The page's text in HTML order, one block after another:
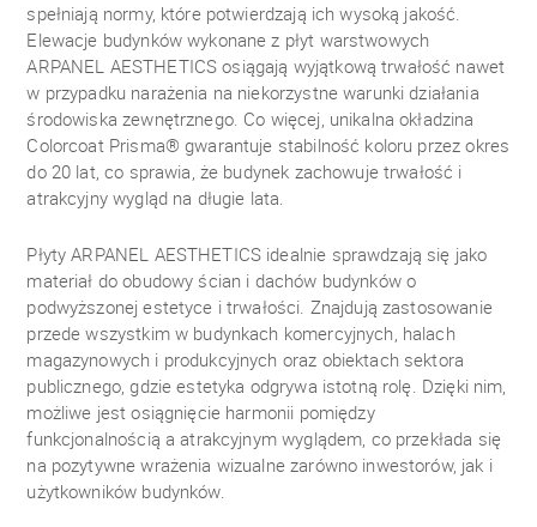
spełniają normy, które potwierdzają ich wysoką jakość.
Elewacje budynków wykonane z płyt warstwowych
ARPANEL AESTHETICS osiągają wyjątkową trwałość nawet
w przypadku narażenia na niekorzystne warunki działania
środowiska zewnętrznego. Co więcej, unikalna okładzina
Colorcoat Prisma® gwarantuje stabilność koloru przez okres
do 20 lat, co sprawia, że budynek zachowuje trwałość i
atrakcyjny wygląd na długie lata.
Płyty ARPANEL AESTHETICS idealnie sprawdzają się jako
materiał do obudowy ścian i dachów budynków o
podwyższonej estetyce i trwałości. Znajdują zastosowanie
przede wszystkim w budynkach komercyjnych, halach
magazynowych i produkcyjnych oraz obiektach sektora
publicznego, gdzie estetyka odgrywa istotną rolę. Dzięki nim,
możliwe jest osiągnięcie harmonii pomiędzy
funkcjonalnością a atrakcyjnym wyglądem, co przekłada się
na pozytywne wrażenia wizualne zarówno inwestorów, jak i
użytkowników budynków.